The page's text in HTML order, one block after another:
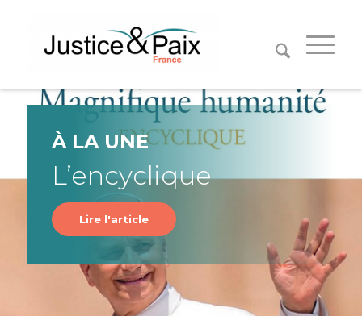
À LA UNE
L’encyclique
Lire l'article